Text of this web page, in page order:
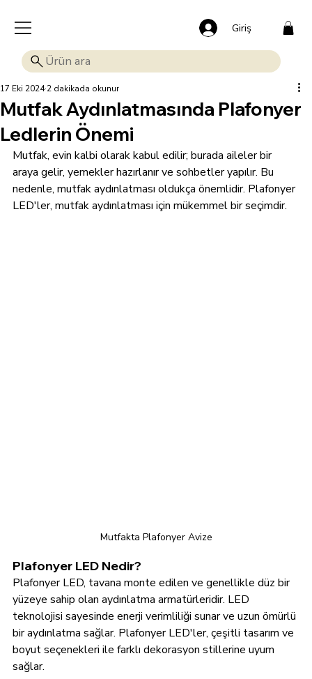
Giriş
Mutfak Aydınlatmasında Plafonyer
Ledlerin Önemi
17 Eki 20242 dakikada okunur
Mutfak, evin kalbi olarak kabul edilir; burada aileler bir
araya gelir, yemekler hazırlanır ve sohbetler yapılır. Bu
nedenle, mutfak aydınlatması oldukça önemlidir. Plafonyer
LED'ler, mutfak aydınlatması için mükemmel bir seçimdir.
Mutfakta Plafonyer Avize
Plafonyer LED Nedir?
Plafonyer LED, tavana monte edilen ve genellikle düz bir
yüzeye sahip olan aydınlatma armatürleridir. LED
teknolojisi sayesinde enerji verimliliği sunar ve uzun ömürlü
bir aydınlatma sağlar. Plafonyer LED'ler, çeşitli tasarım ve
boyut seçenekleri ile farklı dekorasyon stillerine uyum
sağlar.